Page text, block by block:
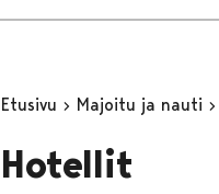
Etusivu Majoitu ja nauti
Hotellit